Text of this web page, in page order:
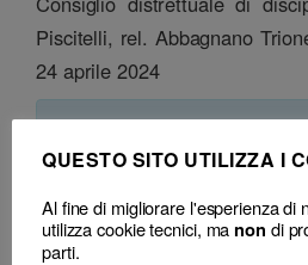
Piscitelli, rel. Abbagnano
24 aprile 2024
Classificazione
– Decisione: CDD di Napoli, decisione n. 27
QUESTO SITO UTILIZZA I
Al fine di migliorare l'esperienza di
utilizza cookie tecnici, ma non di
parti.